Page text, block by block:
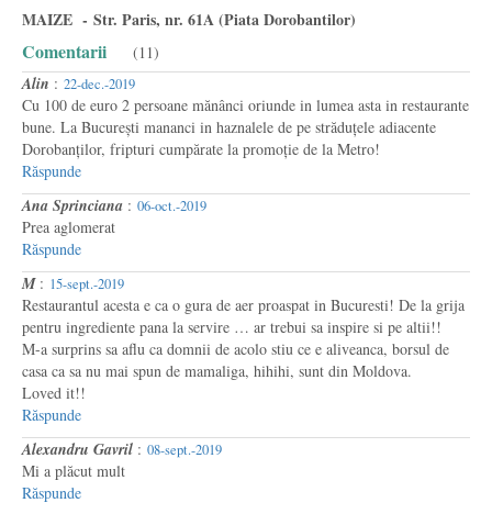
MAIZE - Str. Paris, nr. 61A (Piata Dorobantilor)
Comentarii (11)
Alin : 22-dec.-2019
Cu 100 de euro 2 persoane mănânci oriunde in lumea asta in restaurante
bune. La București mananci in haznalele de pe străduțele adiacente
Dorobanților, fripturi cumpărate la promoție de la Metro!
Răspunde
Ana Sprinciana : 06-oct.-2019
Prea aglomerat
Răspunde
M: 15-sept.-2019
Restaurantul acesta e ca o gura de aer proaspat in Bucuresti! De la grija
pentru ingrediente pana la servire … ar trebui sa inspire si pe altii!!
M-a surprins sa aflu ca domnii de acolo stiu ce e aliveanca, borsul de
casa ca sa nu mai spun de mamaliga, hihihi, sunt din Moldova.
Loved it!!
Răspunde
Alexandru Gavril : 08-sept.-2019
Mi a plăcut mult
Răspunde